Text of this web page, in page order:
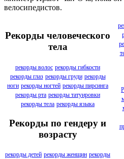
велосипедистов.
Рекорды человеческого
тела
рекорды волос рекорды гибкости
рекорды глаз рекорды груди рекорды
ноги рекорды ногтей рекорды пирсинга
рекорды рта рекорды татуировки
рекорды тела рекорды языка
Рекорды по гендеру и
возрасту
рекорды детей рекорды женщин рекорды